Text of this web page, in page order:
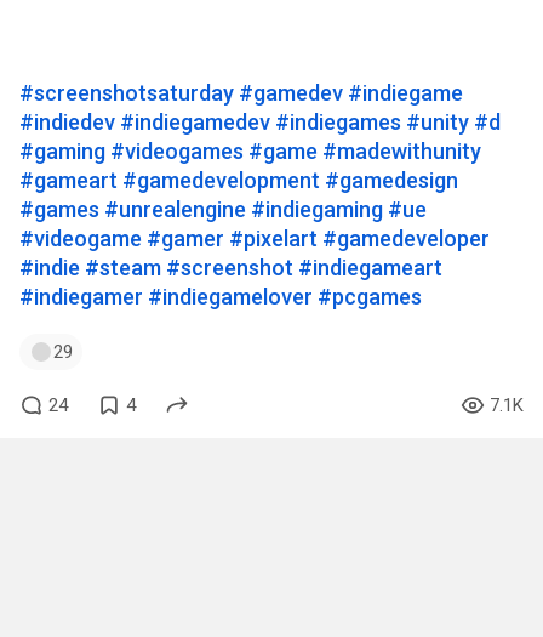
#screenshotsaturday #gamedev #indiegame
#indiedev #indiegamedev #indiegames #unity #d
#gaming #videogames #game #madewithunity
#gameart #gamedevelopment #gamedesign
#games #unrealengine #indiegaming #ue
#videogame #gamer #pixelart #gamedeveloper
#indie #steam #screenshot #indiegameart
#indiegamer #indiegamelover #pcgames
29
24 4 7.1K